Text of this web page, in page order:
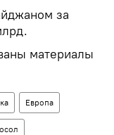
за
материалы
Европа